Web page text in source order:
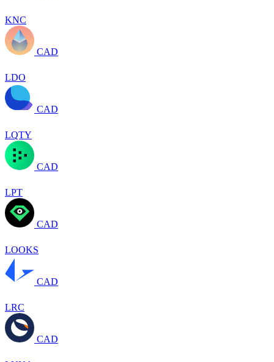
KNC
CAD
LDO
CAD
LQTY
CAD
LPT
CAD
LOOKS
CAD
LRC
CAD